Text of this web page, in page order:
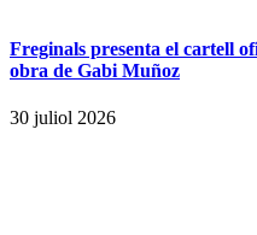
Freginals presenta el cartell
obra de Gabi Muñoz
30 juliol 2026